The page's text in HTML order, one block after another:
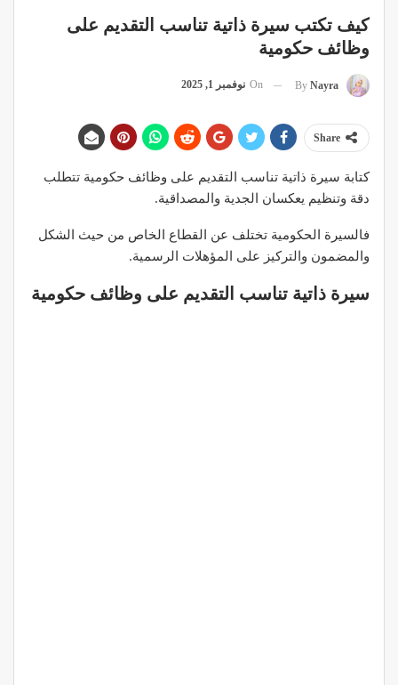
كيف تكتب سيرة ذاتية تناسب التقديم على
وظائف حكومية
By Nayra
On نوفمبر 1, 2025
Share
كتابة سيرة ذاتية تناسب التقديم على وظائف حكومية تتطلب
دقة وتنظيم يعكسان الجدية والمصداقية.
فالسيرة الحكومية تختلف عن القطاع الخاص من حيث الشكل
والمضمون والتركيز على المؤهلات الرسمية.
سيرة ذاتية تناسب التقديم على وظائف حكومية